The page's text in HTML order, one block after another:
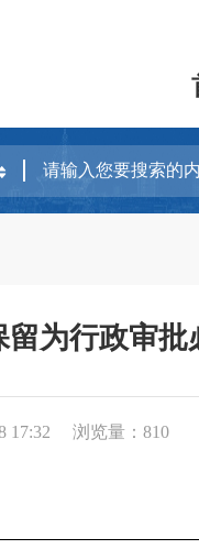
为行政审
17:32 浏览量： 810